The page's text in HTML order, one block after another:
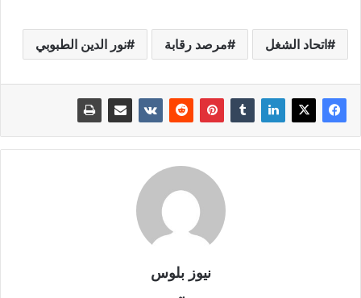
اتحاد الشغل مرصد رقابة نور الدين الطبوبي
نيوز بلوس